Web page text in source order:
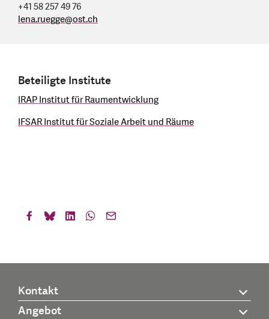
+41 58 257 49 76
lena.ruegge@ost.ch
Beteiligte Institute
IRAP Institut für Raumentwicklung
IFSAR Institut für Soziale Arbeit und Räume
Kontakt
Angebot